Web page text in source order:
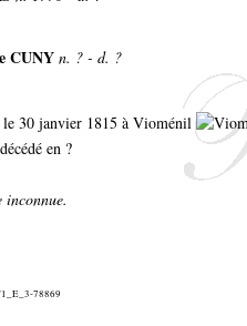
CUNY n. ? - d. ?
le 30 janvier 1815 à Vioménil
en ?
inconnue.
1_E_3-78869